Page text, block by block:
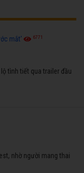
mắt' 6771
tình tiết qua trailer đầu
nhờ người mang thai